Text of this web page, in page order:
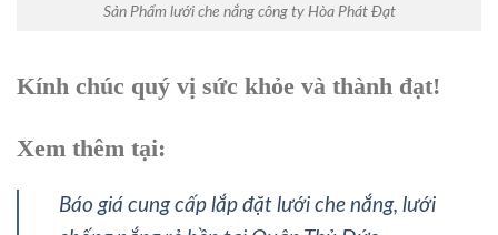
Sản Phẩm lưới che nắng công ty Hòa Phát Đạt
Kính chúc quý vị sức khỏe và thành đạt!
Xem thêm tại:
Báo giá cung cấp lắp đặt lưới che nắng, lưới